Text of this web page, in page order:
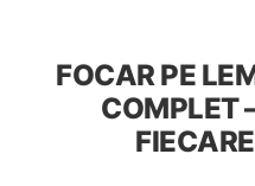
FOCAR PE
COMPLET